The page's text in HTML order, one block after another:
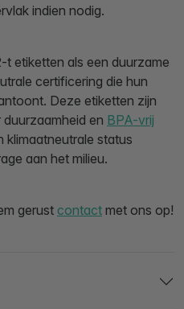
indien nodig.
etiketten als een duurzame
certificering die hun
Deze etiketten zijn
en BPA-vrij
klimaatneutrale status
aan het milieu.
gerust contact met ons op!